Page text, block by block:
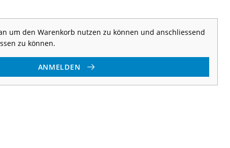
um den Warenkorb nutzen zu können und anschliessend
zu können.
ANMELDEN